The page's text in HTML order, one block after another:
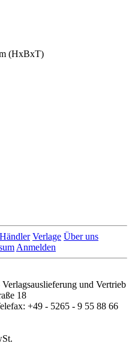
(HxBxT)
Händler Verlage Über uns
Anmelden
und Vertrieb
18
+49 - 5265 - 9 55 88 66